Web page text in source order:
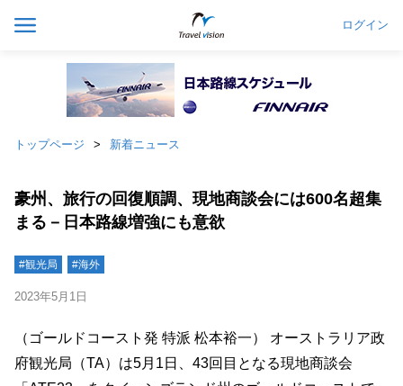
ログイン
トップページ 新着ニュース
豪州、旅行の回復順調、現地商談会には600名超集
まる－日本路線増強にも意欲
#観光局 #海外
2023年5月1日
（ゴールドコースト発 特派 松本裕一） オーストラリア政
府観光局（TA）は5月1日、43回目となる現地商談会